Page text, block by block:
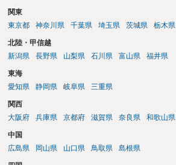
関東
東京都
神奈川県 千葉県 埼玉県 茨城県 栃木県
北陸・甲信越
新潟県
長野県 山梨県 石川県 富山県 福井県
東海
愛知県
静岡県 岐阜県 三重県
関西
大阪府
兵庫県 京都府 滋賀県 奈良県 和歌山県
中国
広島県
岡山県 山口県 鳥取県 島根県